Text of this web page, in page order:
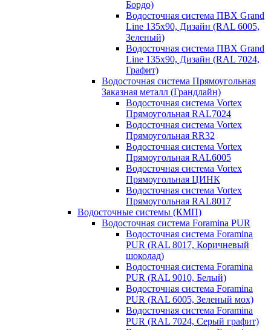
Бордо)
Водосточная система ПВХ Grand
Line 135х90, Дизайн (RAL 6005,
Зеленый)
Водосточная система ПВХ Grand
Line 135х90, Дизайн (RAL 7024,
Графит)
Водосточная система Прямоугольная
Заказная металл (Грандлайн)
Водосточная система Vortex
Прямоугольная RAL7024
Водосточная система Vortex
Прямоугольная RR32
Водосточная система Vortex
Прямоугольная RAL6005
Водосточная система Vortex
Прямоугольная ЦИНК
Водосточная система Vortex
Прямоугольная RAL8017
Водосточные системы (КМП)
Водосточная система Foramina PUR
Водосточная система Foramina
PUR (RAL 8017, Коричневый
шоколад)
Водосточная система Foramina
PUR (RAL 9010, Белый)
Водосточная система Foramina
PUR (RAL 6005, Зеленый мох)
Водосточная система Foramina
PUR (RAL 7024, Серый графит)